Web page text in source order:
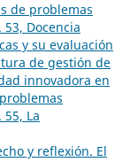
de problemas
Docencia
y su evaluación
de gestión de
innovadora en
La
y reflexión. El